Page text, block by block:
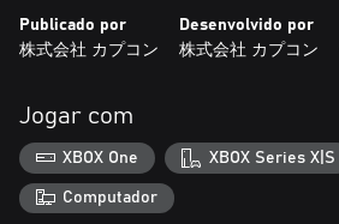
Publicado por
株式会社 カプコン
Desenvolvido por
株式会社 カプコン
Jogar com
XBOX One XBOX Series X|S
Computador